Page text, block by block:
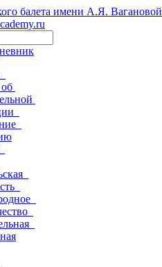
балета имени А.Я. Вагановой